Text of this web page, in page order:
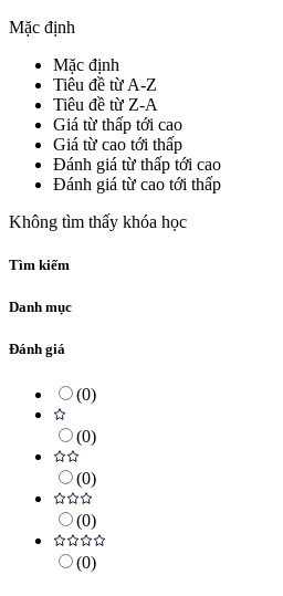
Mặc định
Mặc định
Tiêu đề từ A-Z
Tiêu đề từ Z-A
Giá từ thấp tới cao
Giá từ cao tới thấp
Đánh giá từ thấp tới cao
Đánh giá từ cao tới thấp
Không tìm thấy khóa học
Tìm kiếm
Danh mục
Đánh giá
(0)
(0)
(0)
(0)
(0)